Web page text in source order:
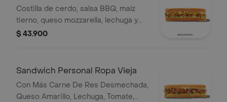
Costilla de cerdo, salsa BBQ, maíz
tierno, queso mozzarella, lechuga y
salsa Qbano.
$ 43.900
Sandwich Personal Ropa Vieja
Con Más Carne De Res Desmechada,
Queso Amarillo, Lechuga, Tomate,